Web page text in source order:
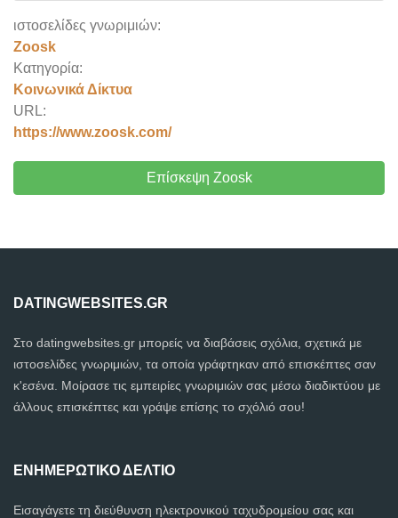
ιστοσελίδες γνωριμιών:
Zoosk
Κατηγορία:
Κοινωνικά Δίκτυα
URL:
https://www.zoosk.com/
Επίσκεψη Zoosk
DATINGWEBSITES.GR
Στο datingwebsites.gr μπορείς να διαβάσεις σχόλια, σχετικά με
ιστοσελίδες γνωριμιών, τα οποία γράφτηκαν από επισκέπτες σαν
κ'εσένα. Μοίρασε τις εμπειρίες γνωριμιών σας μέσω διαδικτύου με
άλλους επισκέπτες και γράψε επίσης το σχόλιό σου!
ΕΝΗΜΕΡΩΤΙΚΌ ΔΕΛΤΊΟ
Εισαγάγετε τη διεύθυνση ηλεκτρονικού ταχυδρομείου σας και